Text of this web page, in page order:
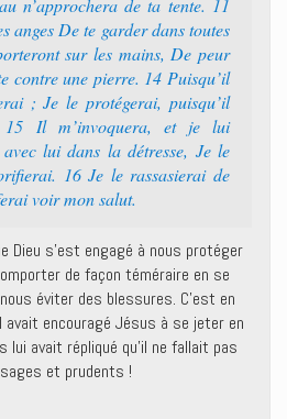
n’approchera de ta tente. 11
anges De te garder dans toutes
sur les mains, De peur
contre une pierre. 14 Puisqu’il
; Je le protégerai, puisqu’il
15 Il m’invoquera, et je lui
lui dans la détresse, Je le
16 Je le rassasierai de
voir mon salut.
Dieu s’est engagé à nous protéger
de façon téméraire en se
éviter des blessures. C’est en
avait encouragé Jésus à se jeter en
lui avait répliqué qu’il ne fallait pas
et prudents !